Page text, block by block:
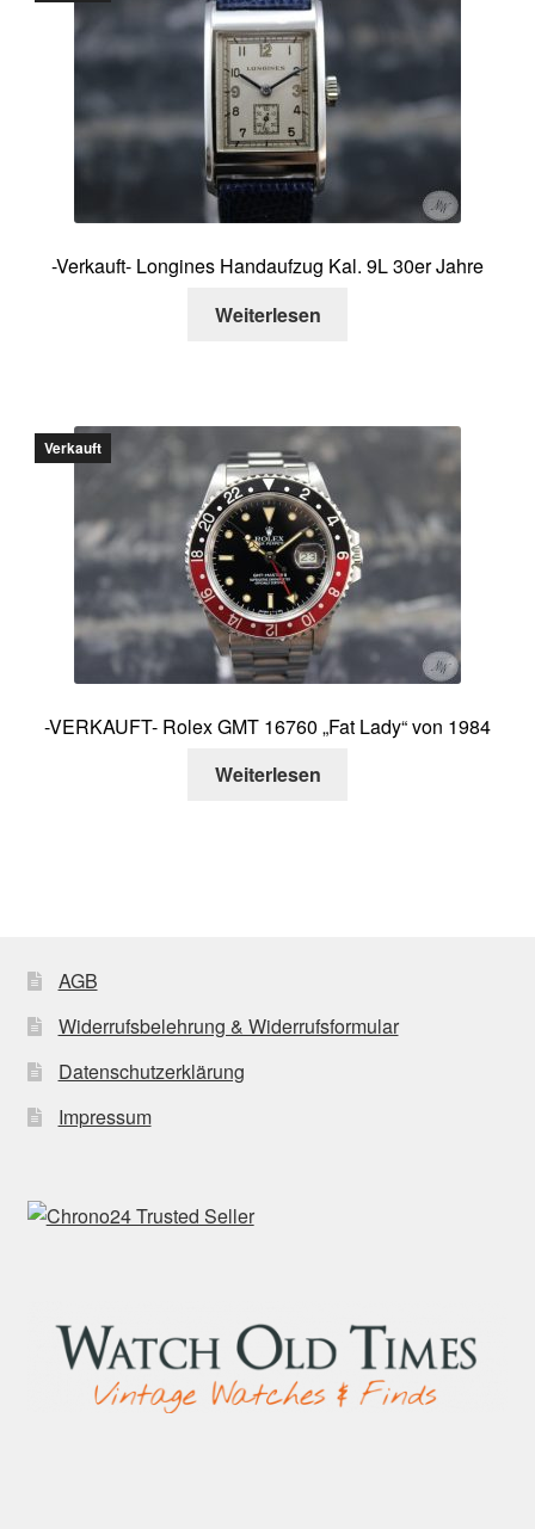
-Verkauft- Longines Handaufzug Kal. 9L 30er Jahre
Weiterlesen
Verkauft
-VERKAUFT- Rolex GMT 16760 „Fat Lady“ von 1984
Weiterlesen
AGB
Widerrufsbelehrung & Widerrufsformular
Datenschutzerklärung
Impressum